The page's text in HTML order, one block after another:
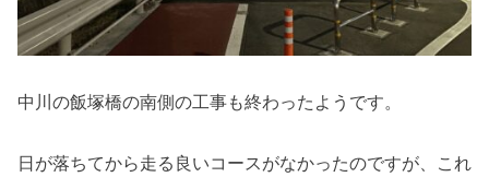
中川の飯塚橋の南側の工事も終わったようです。
日が落ちてから走る良いコースがなかったのですが、これ